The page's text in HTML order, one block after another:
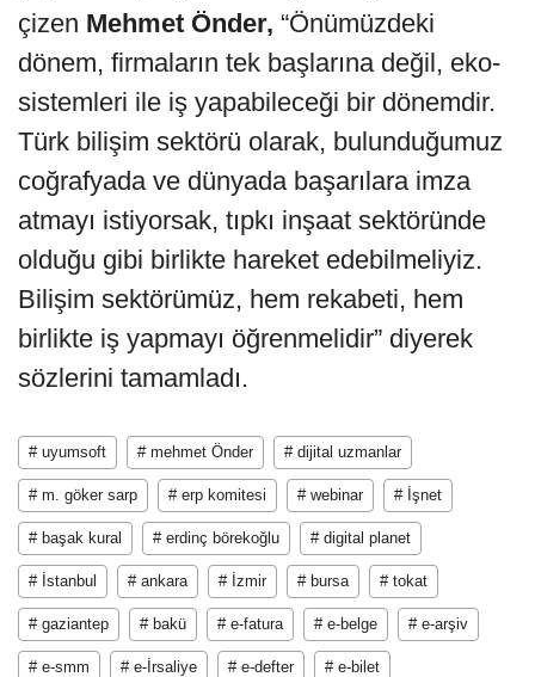
çizen Mehmet Önder, “Önümüzdeki
dönem, firmaların tek başlarına değil, eko-
sistemleri ile iş yapabileceği bir dönemdir.
Türk bilişim sektörü olarak, bulunduğumuz
coğrafyada ve dünyada başarılara imza
atmayı istiyorsak, tıpkı inşaat sektöründe
olduğu gibi birlikte hareket edebilmeliyiz.
Bilişim sektörümüz, hem rekabeti, hem
birlikte iş yapmayı öğrenmelidir” diyerek
sözlerini tamamladı.
# uyumsoft # mehmet Önder # dijital uzmanlar
# m. göker sarp # erp komitesi # webinar # İşnet
# başak kural # erdinç börekoğlu # digital planet
# İstanbul # ankara # İzmir # bursa # tokat
# gaziantep # bakü # e-fatura # e-belge # e-arşiv
# e-smm # e-İrsaliye # e-defter # e-bilet